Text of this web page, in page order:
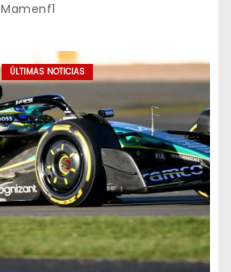
Mamenf1
ÚLTIMAS NOTICIAS